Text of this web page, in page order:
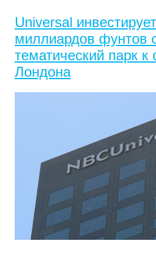
Universal
миллиардов фунтов
тематический парк к
Лондона